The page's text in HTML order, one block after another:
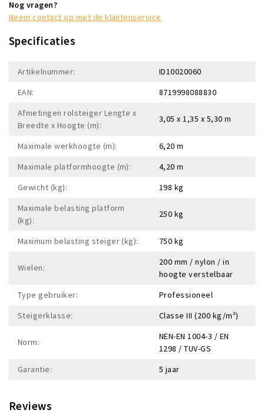
Nog vragen?
Neem contact op met de klantenservice
Specificaties
Artikelnummer:
ID10020060
EAN:
8719998088830
Afmetingen rolsteiger Lengte x
Breedte x Hoogte (m):
3,05 x 1,35 x 5,30 m
Maximale werkhoogte (m):
6,20 m
Maximale platformhoogte (m):
4,20 m
Gewicht (kg):
198 kg
Maximale belasting platform
(kg):
250 kg
Maximum belasting steiger (kg): 750 kg
Wielen:
200 mm / nylon / in
hoogte verstelbaar
Type gebruiker:
Professioneel
Steigerklasse:
Classe III (200 kg/m²)
Norm:
NEN-EN 1004-3 / EN
1298 / TUV-GS
Garantie:
5 jaar
Reviews